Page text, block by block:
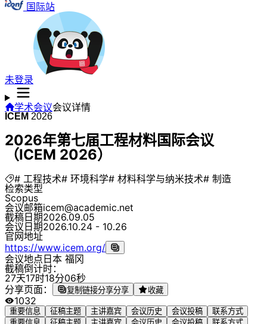
国际站
未登录
学术会议会议详情
ICEM 2026
2026年第七届工程材料国际会议
（ICEM 2026）
# 工程技术# 环境科学# 材料科学与纳米技术# 制造
检索类型
Scopus
会议邮箱icem@academic.net
截稿日期2026.09.05
会议日期2026.10.24 - 10.26
官网地址
https://www.icem.org/
会议地点日本 福冈
截稿倒计时：
27天17时18分06秒
分享页面：
复制链接分享分享 收藏
1032
重要信息 征稿主题 主讲嘉宾 会议历史 会议投稿
联系方式